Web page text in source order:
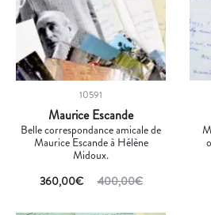
10591
Maurice Escande
Belle correspondance amicale de
Maurice Escande à Hélène
Midoux.
400,00€
360,00€